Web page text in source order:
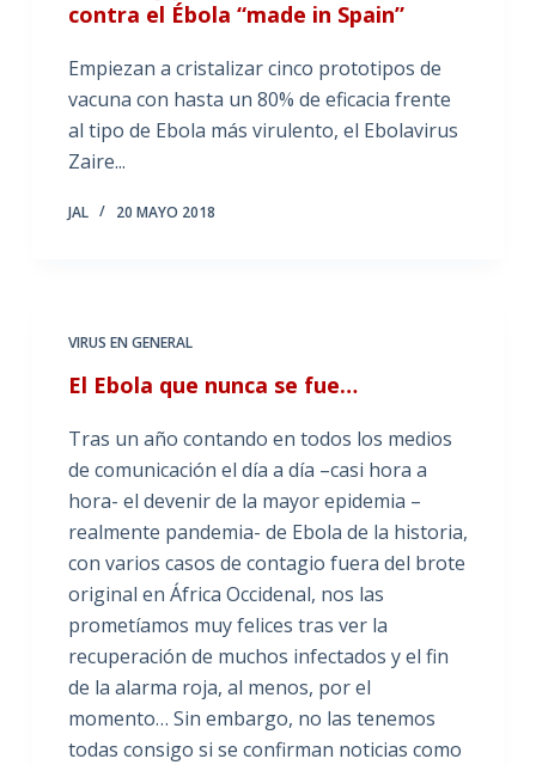
contra el Ébola “made in Spain”
Empiezan a cristalizar cinco prototipos de
vacuna con hasta un 80% de eficacia frente
al tipo de Ebola más virulento, el Ebolavirus
Zaire...
JAL 20 MAYO 2018
VIRUS EN GENERAL
El Ebola que nunca se fue…
Tras un año contando en todos los medios
de comunicación el día a día –casi hora a
hora- el devenir de la mayor epidemia –
realmente pandemia- de Ebola de la historia,
con varios casos de contagio fuera del brote
original en África Occidenal, nos las
prometíamos muy felices tras ver la
recuperación de muchos infectados y el fin
de la alarma roja, al menos, por el
momento… Sin embargo, no las tenemos
todas consigo si se confirman noticias como